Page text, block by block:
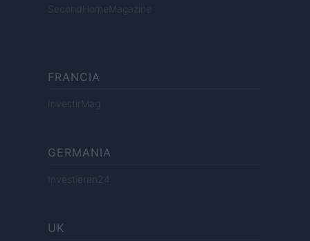
SecondHomeMagazine
FRANCIA
InvestirMag
GERMANIA
Investieren24
UK